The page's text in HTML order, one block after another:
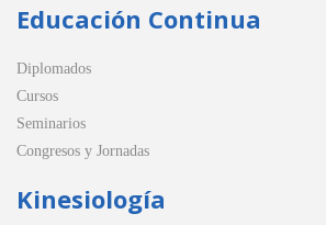
Educación Continua
Diplomados
Cursos
Seminarios
Congresos y Jornadas
Kinesiología